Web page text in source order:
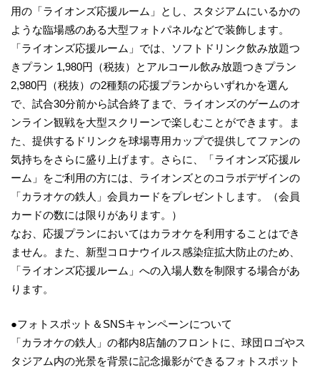
用の「ライオンズ応援ルーム」とし、スタジアムにいるかの
ような臨場感のある大型フォトパネルなどで装飾します。
「ライオンズ応援ルーム」では、ソフトドリンク飲み放題つ
きプラン 1,980円（税抜）とアルコール飲み放題つきプラン
2,980円（税抜）の2種類の応援プランからいずれかを選ん
で、試合30分前から試合終了まで、ライオンズのゲームのオ
ンライン観戦を大型スクリーンで楽しむことができます。ま
た、提供するドリンクを球場専用カップで提供してファンの
気持ちをさらに盛り上げます。さらに、「ライオンズ応援ル
ーム」をご利用の方には、ライオンズとのコラボデザインの
「カラオケの鉄人」会員カードをプレゼントします。（会員
カードの数には限りがあります。）
なお、応援プランにおいてはカラオケを利用することはでき
ません。また、新型コロナウイルス感染症拡大防止のため、
「ライオンズ応援ルーム」への入場人数を制限する場合があ
ります。
●フォトスポット＆SNSキャンペーンについて
「カラオケの鉄人」の都内8店舗のフロントに、球団ロゴやス
タジアム内の光景を背景に記念撮影ができるフォトスポット